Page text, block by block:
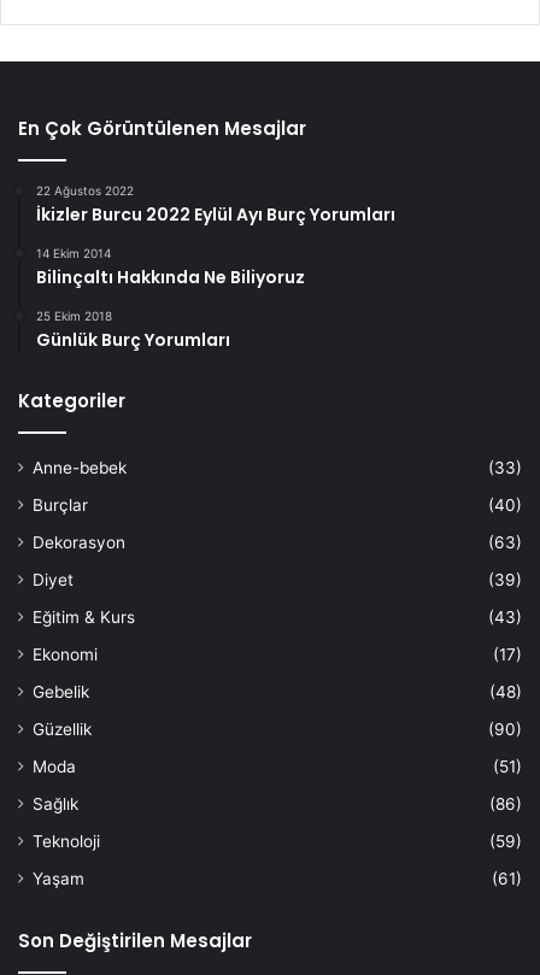
En Çok Görüntülenen Mesajlar
22 Ağustos 2022
İkizler Burcu 2022 Eylül Ayı Burç Yorumları
14 Ekim 2014
Bilinçaltı Hakkında Ne Biliyoruz
25 Ekim 2018
Günlük Burç Yorumları
Kategoriler
Anne-bebek
(33)
Burçlar
(40)
Dekorasyon
(63)
Diyet
(39)
Eğitim & Kurs
(43)
Ekonomi
(17)
Gebelik
(48)
Güzellik
(90)
Moda
(51)
Sağlık
(86)
Teknoloji
(59)
Yaşam
(61)
Son Değiştirilen Mesajlar